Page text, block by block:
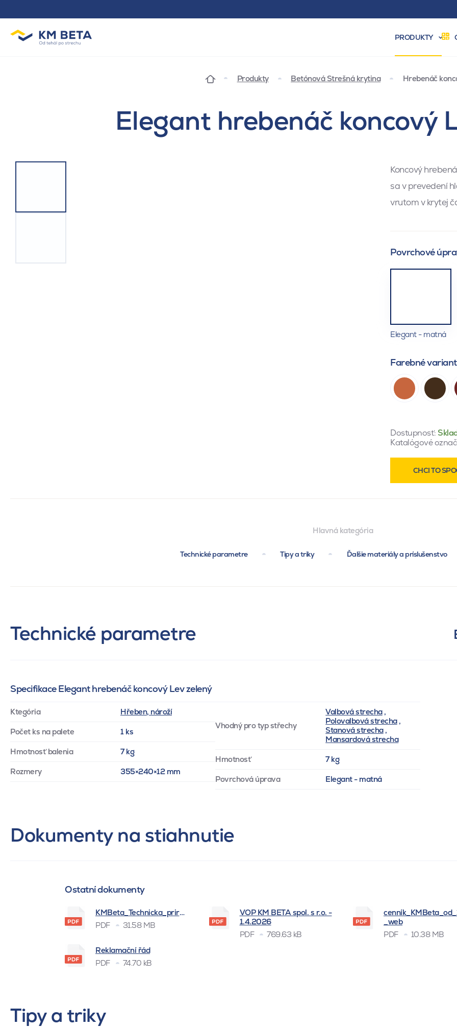
PRODUKTY
Produkty Betónová Strešná krytina Hrebenáč
Elegant hrebenáč koncový
Koncový
sa v prevedení
vrutom v krytej
Povrchové
Elegant - matná
Farebné
Dostupnosť:
Katalógové
CHCI TO
Hlavná kategória
Technické parametre Tipy a triky Ďalšie materiály a príslušenstvo
Technické parametre
Specifikace Elegant hrebenáč koncový Lev zelený
Ktegória Hřeben, nároží
Počet ks na palete 1 ks
Hmotnosť balenia 7 kg
Rozmery 355×240×12 mm
Vhodný pro typ střechy
Valbová strecha,
Polovalbová strecha,
Stanová strecha,
Mansardová strecha
Hmotnosť 7 kg
Povrchová úprava Elegant - matná
Dokumenty na stiahnutie
Ostatní dokumenty
KMBeta_Technicka_prirucka_BSK_
PDF
31.58 MB
VOP KM BETA spol. s r.o. -
1.4.2026
PDF
769.63 kB
_web
PDF
10.38 MB
Reklamační řád
PDF
74.70 kB
Tipy a triky